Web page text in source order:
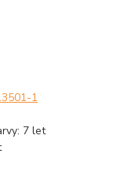
1
7 let